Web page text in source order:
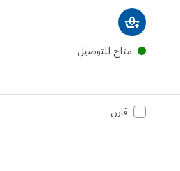
متاح للتوصيل
قارن